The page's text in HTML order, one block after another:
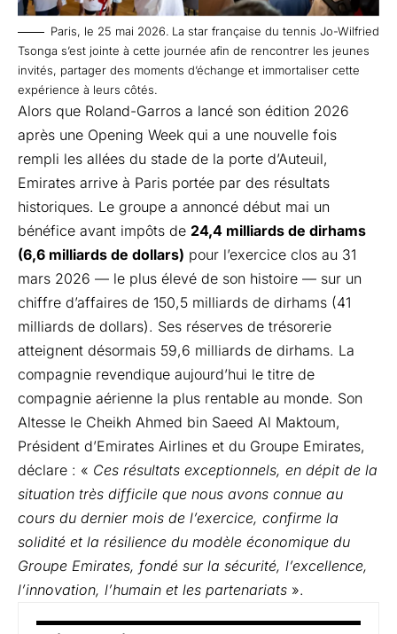
Paris, le 25 mai 2026. La star française du tennis Jo-Wilfried
Tsonga s’est jointe à cette journée afin de rencontrer les jeunes
invités, partager des moments d’échange et immortaliser cette
expérience à leurs côtés.
Alors que Roland-Garros a lancé son édition 2026
après une Opening Week qui a une nouvelle fois
rempli les allées du stade de la porte d’Auteuil,
Emirates arrive à Paris portée par des résultats
historiques. Le groupe a annoncé début mai un
bénéfice avant impôts de 24,4 milliards de dirhams
(6,6 milliards de dollars) pour l’exercice clos au 31
mars 2026 — le plus élevé de son histoire — sur un
chiffre d’affaires de 150,5 milliards de dirhams (41
milliards de dollars). Ses réserves de trésorerie
atteignent désormais 59,6 milliards de dirhams. La
compagnie revendique aujourd’hui le titre de
compagnie aérienne la plus rentable au monde. Son
Altesse le Cheikh Ahmed bin Saeed Al Maktoum,
Président d’Emirates Airlines et du Groupe Emirates,
déclare : « Ces résultats exceptionnels, en dépit de la
situation très difficile que nous avons connue au
cours du dernier mois de l’exercice, confirme la
solidité et la résilience du modèle économique du
Groupe Emirates, fondé sur la sécurité, l’excellence,
l’innovation, l’humain et les partenariats ».